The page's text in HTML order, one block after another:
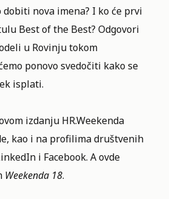
nova imena? I ko će prvi
Best of the Best? Odgovori
u Rovinju tokom
ponovo svedočiti kako se
isplati.
izdanju HR.Weekenda
, kao i na profilima društvenih
i Facebook. A ovde
Weekenda 18.